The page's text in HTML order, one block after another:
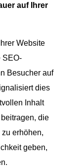
auf Ihrer
Website
SEO-
Besucher auf
dies
Inhalt
die
erhöhen,
geben,